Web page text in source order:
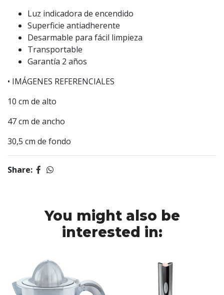
Luz indicadora de encendido
Superficie antiadherente
Desarmable para fácil limpieza
Transportable
Garantía 2 años
• IMÁGENES REFERENCIALES
10 cm de alto
47 cm de ancho
30,5 cm de fondo
Share:
You might also be
interested in: